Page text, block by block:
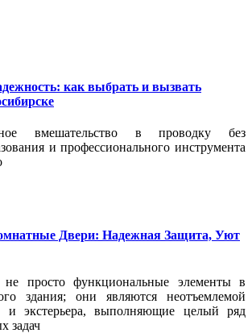
как выбрать и вызвать
вмешательство в проводку без
и профессионального инструмента
Двери: Надежная Защита, Уют
просто функциональные элементы в
здания; они являются неотъемлемой
и экстерьера, выполняющие целый ряд
задач